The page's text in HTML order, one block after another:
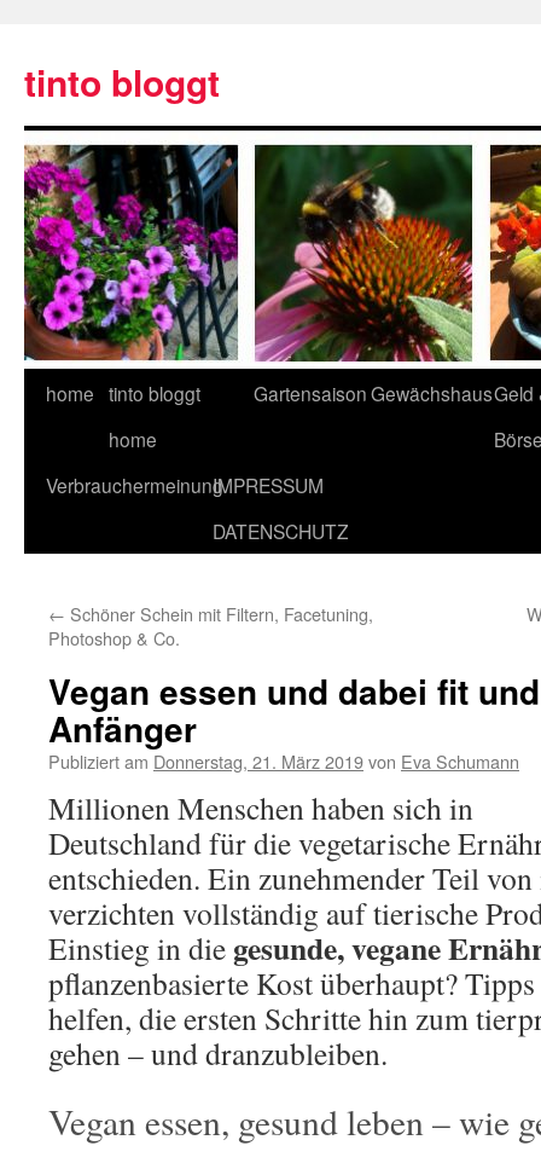
tinto bloggt
home tinto bloggt
home
GartensaisonGewächshausGeld
VerbrauchermeinungIMPRESSUM
DATENSCHUTZ
← Schöner Schein mit Filtern, Facetuning,
Photoshop & Co.
Vegan essen und dabei fit
Anfänger
Publiziert am Donnerstag, 21. März 2019von Eva Schumann
Millionen Menschen haben sich in
Deutschland für die vegetarische
entschieden. Ein zunehmender Teil
verzichten vollständig auf tierische
Einstieg in die gesunde, vegane
pflanzenbasierte Kost überhaupt?
helfen, die ersten Schritte hin zum
gehen – und dranzubleiben.
Vegan essen, gesund leben – wie